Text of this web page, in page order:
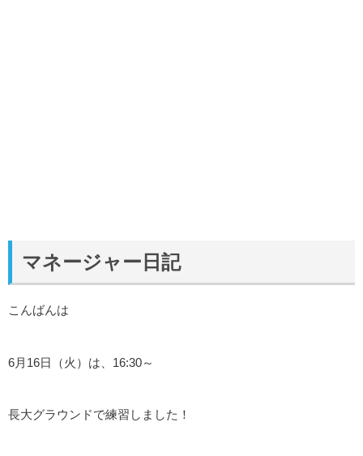
マネージャー日記
こんばんは
6月16日（火）は、16:30～
長大グラウンドで練習しました！